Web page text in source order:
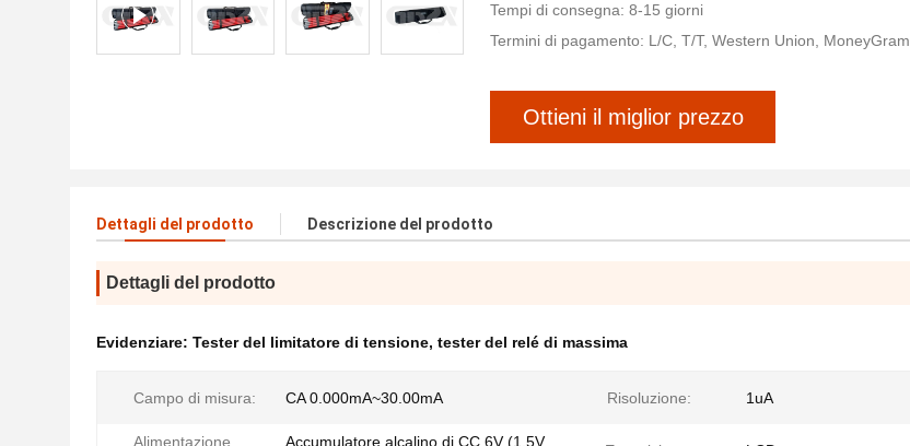
Tempi di consegna: 8-15 giorni
Termini di pagamento: L/C, T/T, Western Union, MoneyGram
Ottieni il miglior prezzo
Dettagli del prodotto Descrizione del prodotto
Dettagli del prodotto
Evidenziare: Tester del limitatore di tensione, tester del relé di massima
Campo di misura: CA 0.000mA~30.00mA Risoluzione: 1uA
Alimentazione
Accumulatore alcalino di CC 6V (1.5V